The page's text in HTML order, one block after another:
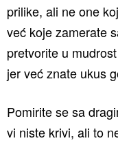
prilike, ali ne one
već koje zamerate
pretvorite u
jer već znate ukus
Pomirite se sa
vi niste krivi, ali to